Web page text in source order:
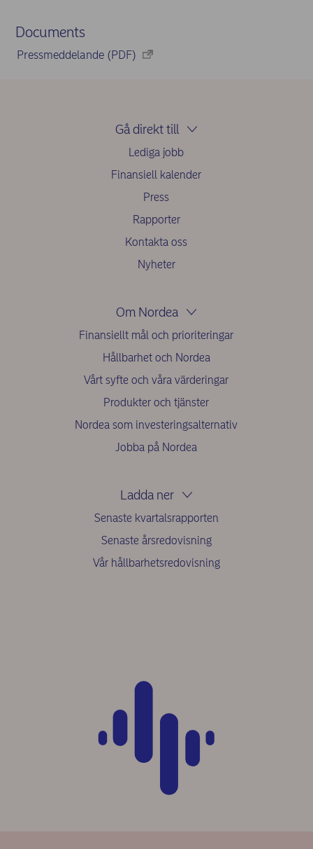
Documents
Pressmeddelande (PDF)
Gå direkt till
Lediga jobb
Finansiell kalender
Press
Rapporter
Kontakta oss
Nyheter
Om Nordea
Finansiellt mål och prioriteringar
Hållbarhet och Nordea
Vårt syfte och våra värderingar
Produkter och tjänster
Nordea som investeringsalternativ
Jobba på Nordea
Ladda ner
Senaste kvartalsrapporten
Senaste årsredovisning
Vår hållbarhetsredovisning